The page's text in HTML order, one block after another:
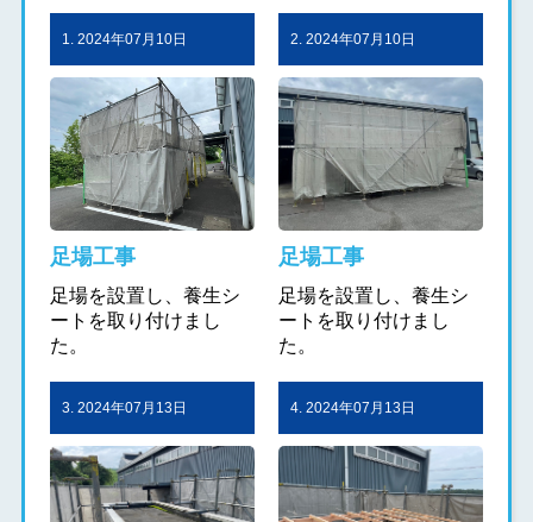
1. 2024年07月10日
足場工事
足場を設置し、養生シ
ートを取り付けまし
た。
2. 2024年07月10日
足場工事
足場を設置し、養生シ
ートを取り付けまし
た。
3. 2024年07月13日 4. 2024年07月13日